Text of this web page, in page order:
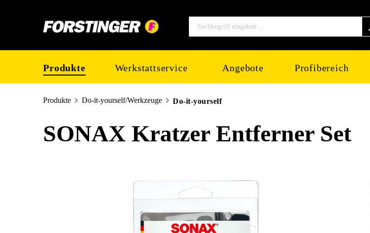
Produkte Werkstattservice Angebote Profibereich
Produkte Do-it-yourself/Werkzeuge Do-it-yourself
SONAX Kratzer Entferner Set